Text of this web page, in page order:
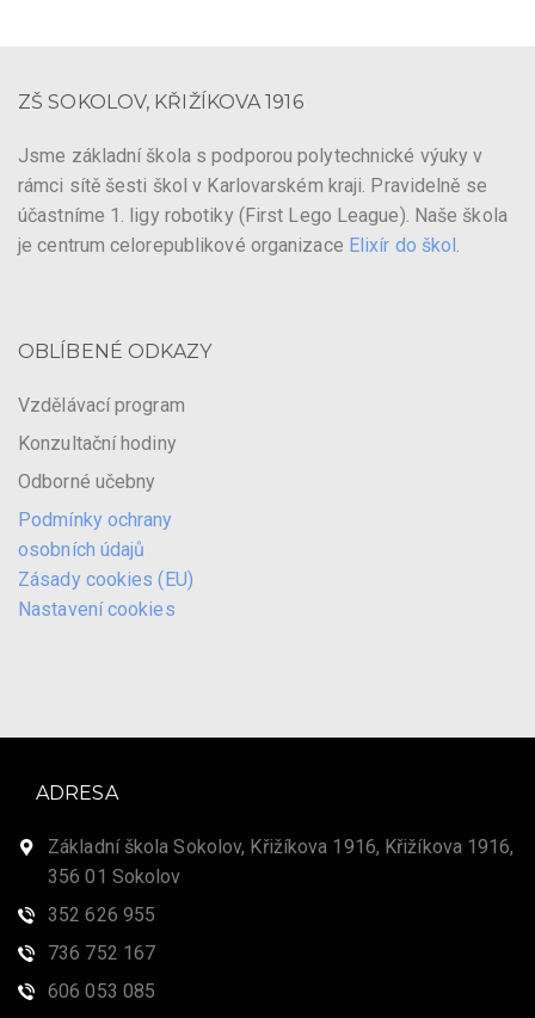
ZŠ SOKOLOV, KŘIŽÍKOVA 1916
Jsme základní škola s podporou polytechnické výuky v
rámci sítě šesti škol v Karlovarském kraji. Pravidelně se
účastníme 1. ligy robotiky (First Lego League). Naše škola
je centrum celorepublikové organizace Elixír do škol
OBLÍBENÉ ODKAZY
Vzdělávací program
Konzultační hodiny
Odborné učebny
Podmínky ochrany
osobních údajů
Zásady cookies (EU)
Nastavení cookies
ADRESA
Základní škola Sokolov, Křižíkova 1916, Křižíkova 1916,
356 01 Sokolov
352 626 955
736 752 167
606 053 085